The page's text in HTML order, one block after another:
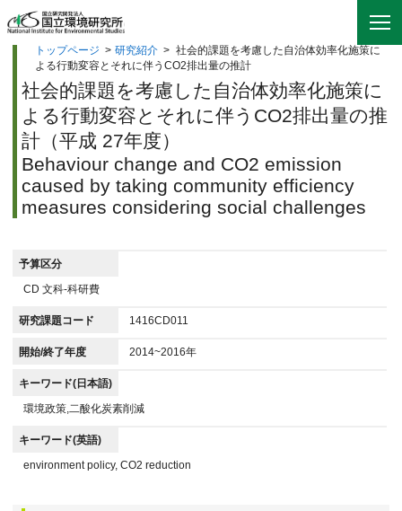
トップページ > 研究紹介 > 社会的課題を考慮した自治体効率化施策に
よる行動変容とそれに伴うCO2排出量の推計
社会的課題を考慮した自治体効率化施策に
よる行動変容とそれに伴うCO2排出量の推
計（平成 27年度）
Behaviour change and CO2 emission
caused by taking community efficiency
measures considering social challenges
予算区分
CD 文科-科研費
研究課題コード 1416CD011
開始/終了年度 2014~2016年
キーワード(日本語)
環境政策,二酸化炭素削減
キーワード(英語)
environment policy, CO2 reduction